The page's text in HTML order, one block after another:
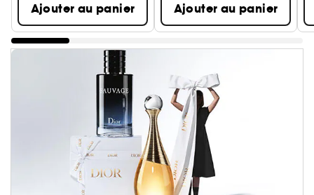
Ajouter au panier Ajouter au panier